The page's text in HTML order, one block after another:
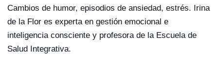
Cambios de humor, episodios de ansiedad, estrés. Irina
de la Flor es experta en gestión emocional e
inteligencia consciente y profesora de la Escuela de
Salud Integrativa.